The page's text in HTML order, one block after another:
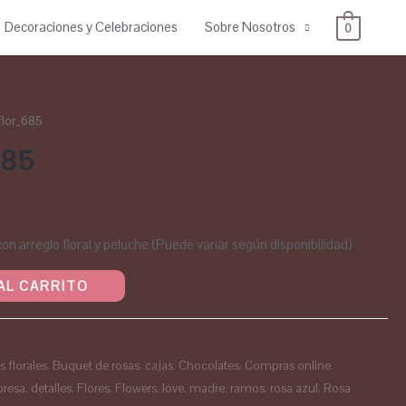
Decoraciones y Celebraciones Sobre Nosotros 0
arreglo floral y peluche (Puede variar según disponibilidad)
CARRITO
florales, Buquet de rosas, cajas, Chocolates, Compras online,
, detalles, Flores, Flowers, love, madre, ramos, rosa azul, Rosa